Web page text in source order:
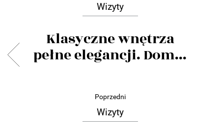
Wizyty
Klasyczne wnętrza
pełne elegancji. Dom...
Poprzedni
Wizyty